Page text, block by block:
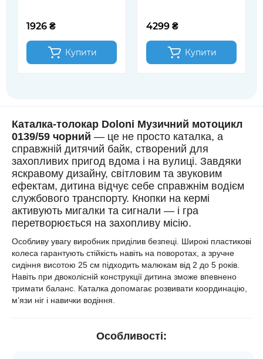
1926 ₴
Купити
4299 ₴
Купити
Каталка-толокар Doloni Музичний мотоцикл
0139/59 чорний — це не просто каталка, а
справжній дитячий байк, створений для
захопливих пригод вдома і на вулиці. Завдяки
яскравому дизайну, світловим та звуковим
ефектам, дитина відчує себе справжнім водієм
службового транспорту. Кнопки на кермі
активують мигалки та сигнали — і гра
перетворюється на захопливу місію.
Особливу увагу виробник приділив безпеці. Широкі пластикові
колеса гарантують стійкість навіть на поворотах, а зручне
сидіння висотою 25 см підходить малюкам від 2 до 5 років.
Навіть при двоколісній конструкції дитина зможе впевнено
тримати баланс. Каталка допомагає розвивати координацію,
м’язи ніг і навички водіння.
Особливості: